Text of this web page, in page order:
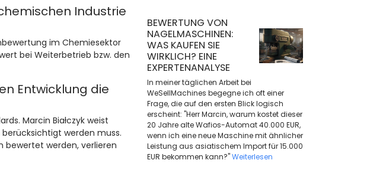
Industrie
im Chemiesektor
bei Weiterbetrieb bzw. den
Entwicklung die
Marcin Białczyk weist
werden muss.
bewertet werden, verlieren
BEWERTUNG VON
NAGELMASCHINEN:
WAS KAUFEN SIE
WIRKLICH? EINE
EXPERTENANALYSE
In meiner täglichen Arbeit bei
WeSellMachines begegne ich oft einer
Frage, die auf den ersten Blick logisch
erscheint: "Herr Marcin, warum kostet dieser
20 Jahre alte Wafios-Automat 40.000 EUR,
wenn ich eine neue Maschine mit ähnlicher
Leistung aus asiatischem Import für 15.000
EUR bekommen kann?"Weiterlesen